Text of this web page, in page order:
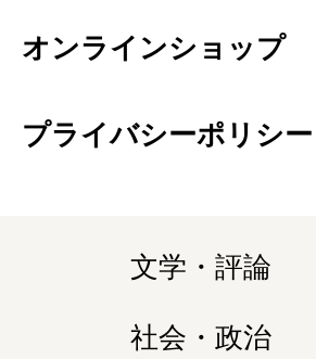
オンラインショップ
プライバシーポリシー
文学・評論
社会・政治